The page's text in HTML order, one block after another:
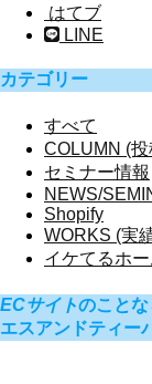
はてブ
LINE
カテゴリー
すべて
COLUMN (投
セミナー情報
NEWS/
Shopify
WORKS (実
イケてるホ
ECサイトのことな
エスアンドティー